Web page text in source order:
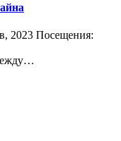
2023 Посещения: